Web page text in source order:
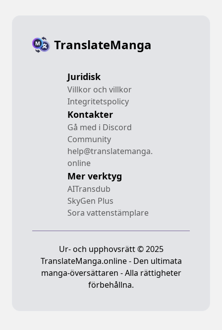
TranslateManga
Juridisk
Villkor och villkor
Integritetspolicy
Kontakter
Gå med i Discord
Community
help@translatemanga.
online
Mer verktyg
AITransdub
SkyGen Plus
Sora vattenstämplare
Ur- och upphovsrätt © 2025
TranslateManga.online - Den ultimata
manga-översättaren - Alla rättigheter
förbehållna.